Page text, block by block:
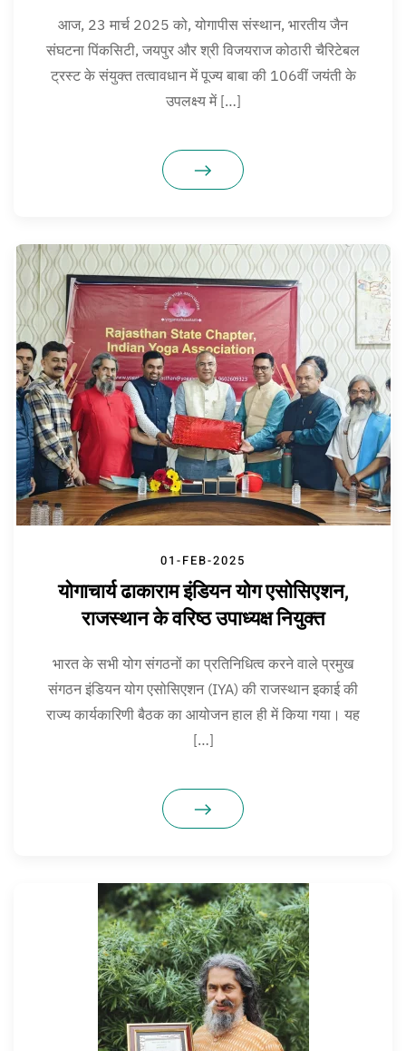
आज, 23 मार्च 2025 को, योगापीस संस्थान, भारतीय जैन
संघटना पिंकसिटी, जयपुर और श्री विजयराज कोठारी चैरिटेबल
ट्रस्ट के संयुक्त तत्वावधान में पूज्य बाबा की 106वीं जयंती के
उपलक्ष्य में […]
01-FEB-2025
योगाचार्य ढाकाराम इंडियन योग एसोसिएशन,
राजस्थान के वरिष्ठ उपाध्यक्ष नियुक्त
भारत के सभी योग संगठनों का प्रतिनिधित्व करने वाले प्रमुख
संगठन इंडियन योग एसोसिएशन (IYA) की राजस्थान इकाई की
राज्य कार्यकारिणी बैठक का आयोजन हाल ही में किया गया। यह
[…]